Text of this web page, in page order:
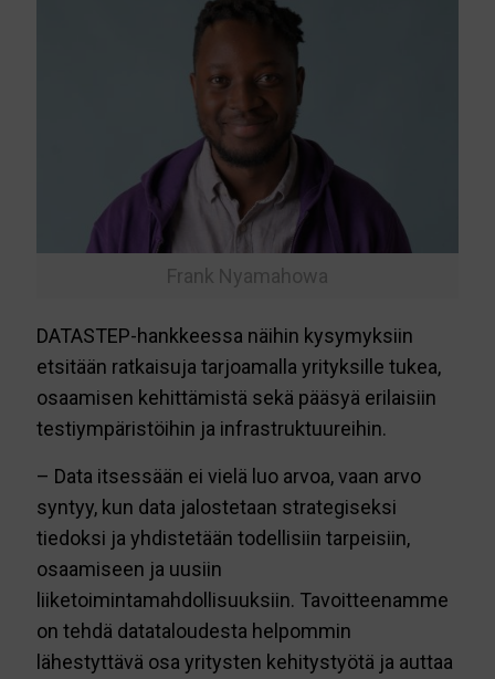
Frank Nyamahowa
DATASTEP-hankkeessa näihin kysymyksiin
etsitään ratkaisuja tarjoamalla yrityksille tukea,
osaamisen kehittämistä sekä pääsyä erilaisiin
testiympäristöihin ja infrastruktuureihin.
– Data itsessään ei vielä luo arvoa, vaan arvo
syntyy, kun data jalostetaan strategiseksi
tiedoksi ja yhdistetään todellisiin tarpeisiin,
osaamiseen ja uusiin
liiketoimintamahdollisuuksiin. Tavoitteenamme
on tehdä datataloudesta helpommin
lähestyttävä osa yritysten kehitystyötä ja auttaa